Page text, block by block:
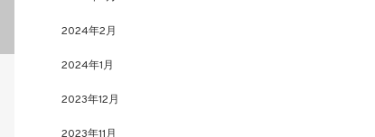
2024年2月
2024年1月
2023年12月
2023年11月